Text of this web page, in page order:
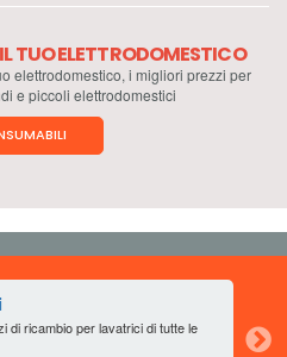
TUO ELETTRODOMESTICO
elettrodomestico, i migliori prezzi per
e piccoli elettrodomestici
di ricambio per lavatrici di tutte le